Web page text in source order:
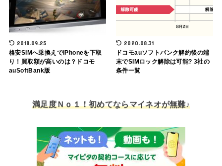
2018.09.25
格安SIMへ乗換えでiPhoneを下取
り！買取額が高いのは？ドコモ
auSoftBank版
2020.08.31
ドコモauソフトバンク解約後の端
末でSIMロック解除は可能? 3社の
条件一覧
満足度Ｎｏ１！初めてならマイネオが無難♪